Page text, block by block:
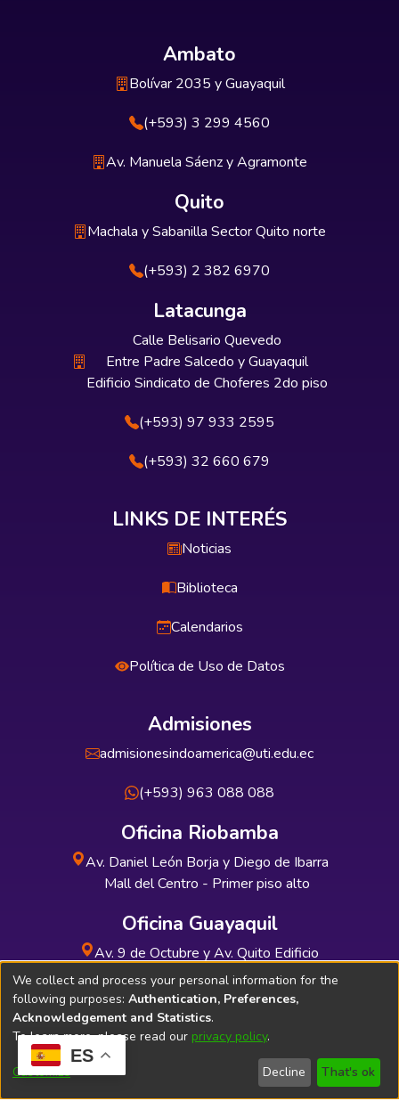
ES
Ambato
Bolívar 2035 y Guayaquil
(+593) 3 299 4560
Av. Manuela Sáenz y Agramonte
Quito
Machala y Sabanilla Sector Quito norte
(+593) 2 382 6970
Latacunga
Calle Belisario Quevedo
Entre Padre Salcedo y Guayaquil
Edificio Sindicato de Choferes 2do piso
(+593) 97 933 2595
(+593) 32 660 679
LINKS DE INTERÉS
Noticias
Biblioteca
Calendarios
Política de Uso de Datos
Admisiones
admisionesindoamerica@uti.edu.ec
(+593) 963 088 088
Oficina Riobamba
Av. Daniel León Borja y Diego de Ibarra
Mall del Centro - Primer piso alto
Oficina Guayaquil
Av. 9 de Octubre y Av. Quito Edificio
INDUAUTO - Planta baja
Soporte Técnico Bibliolatino.com
We collect and process your personal information for the
following purposes: Authentication, Preferences,
Acknowledgement and Statistics.
To learn more, please read our privacy policy.
Customize Decline That's ok